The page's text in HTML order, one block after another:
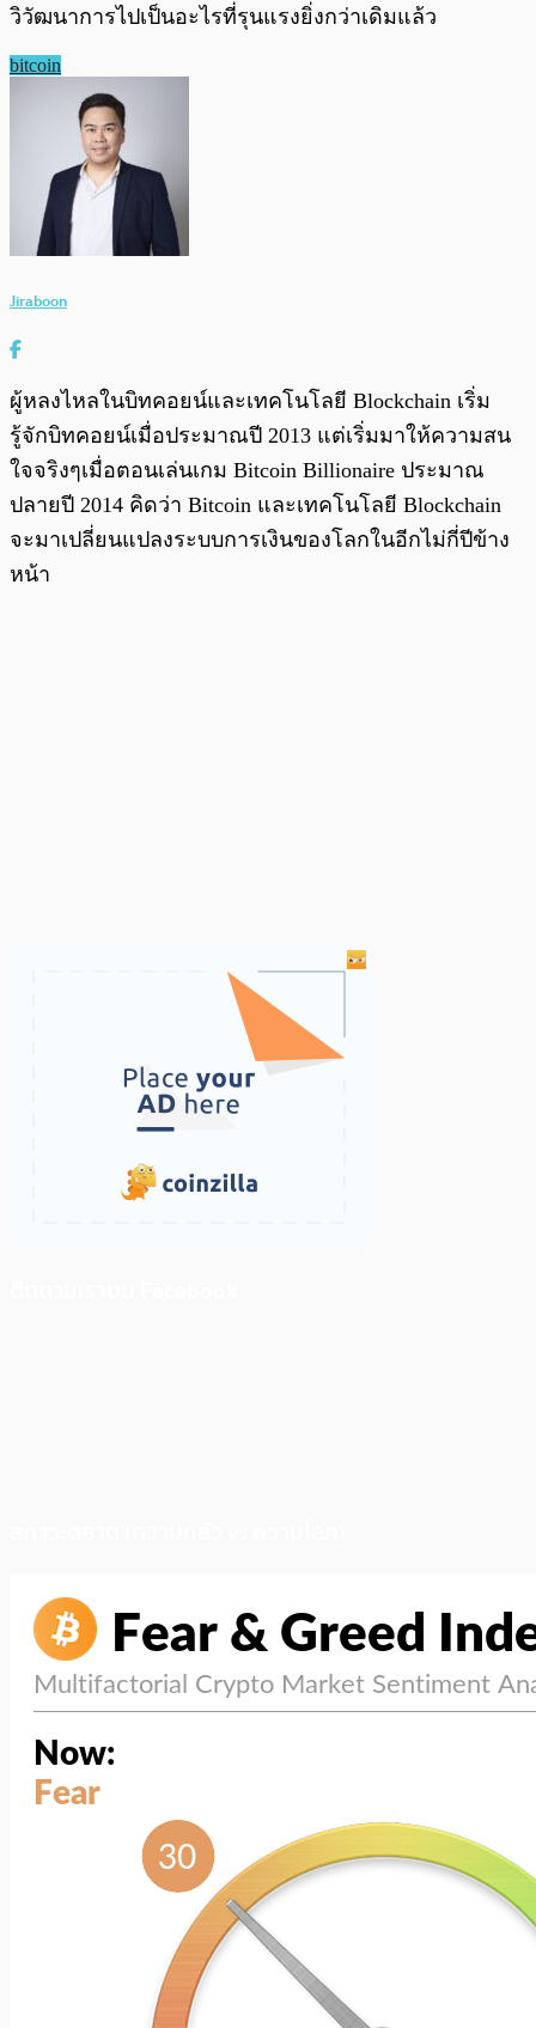
วิวัฒนาการไปเป็นอะไรที่รุนแรงยิ่งกว่าเดิมแล้ว
bitcoin
Jiraboon
ผู้หลงไหลในบิทคอยน์และเทคโนโลยี Blockchain เริ่ม
รู้จักบิทคอยน์เมื่อประมาณปี 2013 แต่เริ่มมาให้ความสน
ใจจริงๆเมื่อตอนเล่นเกม Bitcoin Billionaire ประมาณ
ปลายปี 2014 คิดว่า Bitcoin และเทคโนโลยี Blockchain
จะมาเปลี่ยนแปลงระบบการเงินของโลกในอีกไม่กี่ปีข้าง
หน้า